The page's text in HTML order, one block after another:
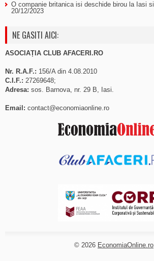
O companie britanica isi deschide birou la Iasi
20/12/2023
NE GASITI AICI:
ASOCIAȚIA CLUB AFACERI.RO
Nr. R.A.F.: 156/A din 4.08.2010
C.I.F.: 27269648;
Adresa: sos. Barnova, nr. 29 B, Iasi.
Email: contact@economiaonline.ro
© 2026 EconomiaOnline.ro